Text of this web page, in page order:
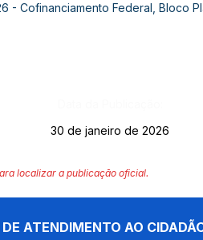
- Cofinanciamento Federal, Bloco
30 de janeiro de 2026
localizar a publicação oficial.
ATENDIMENTO AO